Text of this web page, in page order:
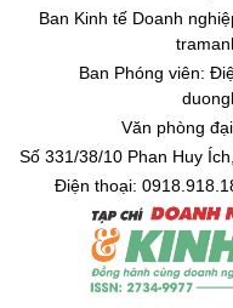
Ban Kinh tế Doanh
Ban Phóng viên:
Văn phòng
Số 331/38/10 Phan Huy
Điện thoại: